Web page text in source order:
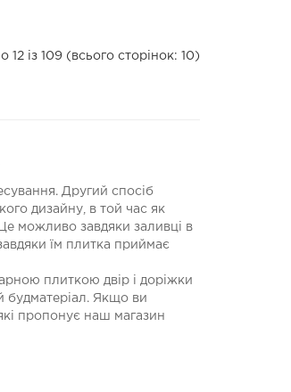
12 із 109 (всього сторінок: 10)
Другий спосіб
дизайну, в той час як
можливо завдяки заливці в
їм плитка приймає
плиткою двір і доріжки
будматеріал. Якщо ви
пропонує наш магазин